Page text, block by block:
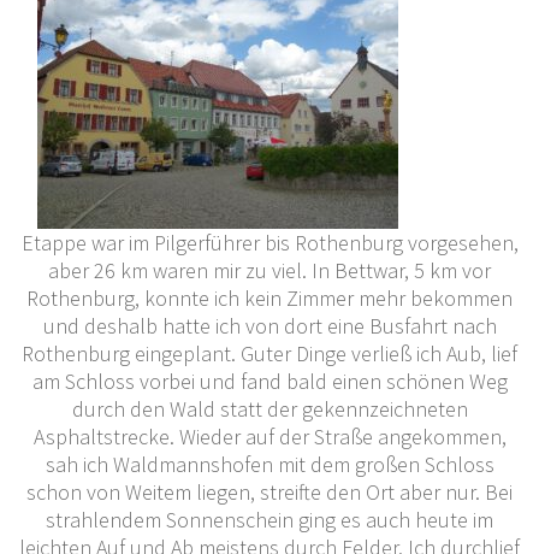
Etappe war im Pilgerführer bis Rothenburg vorgesehen,
aber 26 km waren mir zu viel. In Bettwar, 5 km vor
Rothenburg, konnte ich kein Zimmer mehr bekommen
und deshalb hatte ich von dort eine Busfahrt nach
Rothenburg eingeplant. Guter Dinge verließ ich Aub, lief
am Schloss vorbei und fand bald einen schönen Weg
durch den Wald statt der gekennzeichneten
Asphaltstrecke. Wieder auf der Straße angekommen,
sah ich Waldmannshofen mit dem großen Schloss
schon von Weitem liegen, streifte den Ort aber nur. Bei
strahlendem Sonnenschein ging es auch heute im
leichten Auf und Ab meistens durch Felder. Ich durchlief